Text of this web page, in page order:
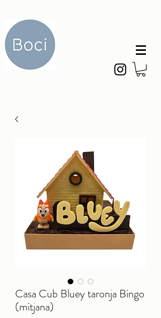
Casa Cub Bluey taronja Bingo
(mitjana)